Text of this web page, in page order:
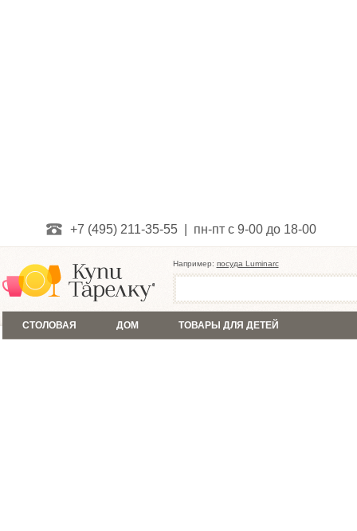
+7 (495) 211-35-55 | пн-пт с 9-00 до 18-00
Например: посуда Luminarc
СТОЛОВАЯ ДОМ ТОВАРЫ ДЛЯ ДЕТЕЙ